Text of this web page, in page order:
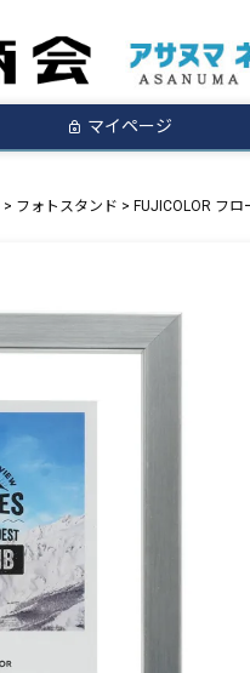
マイページ
フォトスタンド FUJICOLOR フ